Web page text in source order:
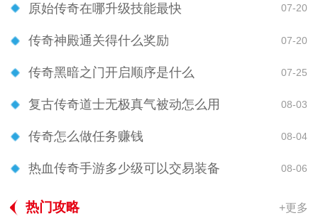
原始传奇在哪升级技能最快 07-20
传奇神殿通关得什么奖励 07-20
传奇黑暗之门开启顺序是什么 07-25
复古传奇道士无极真气被动怎么用 08-03
传奇怎么做任务赚钱 08-04
热血传奇手游多少级可以交易装备 08-06
热门攻略 +更多